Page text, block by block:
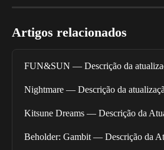
Artigos relacionados
FUN&SUN — Descrição da
Nightmare — Descrição da
Kitsune Dreams — Descrição da
Beholder: Gambit — Descrição da